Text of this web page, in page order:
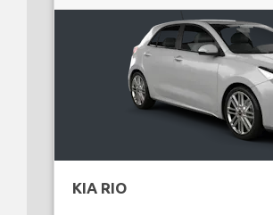
KIA RIO